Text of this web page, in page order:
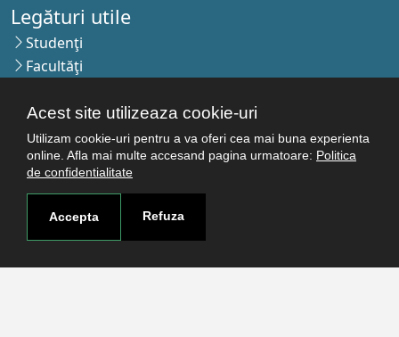
Acest site utilizeaza cookie-uri
Utilizam cookie-uri pentru a va oferi cea mai buna experienta
online. Afla mai multe accesand pagina urmatoare: Politica
de confidentialitate
Accepta Refuza
Legături utile
Studenţi
Facultăţi
Termeni şi condiţii
Politica de confidenţialitate
Autentificare
Contact